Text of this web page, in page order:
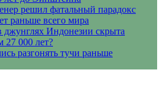
решил фатальный парадокс
раньше всего мира
джунглях Индонезии скрыта
27 000 лет?
разгонять тучи раньше